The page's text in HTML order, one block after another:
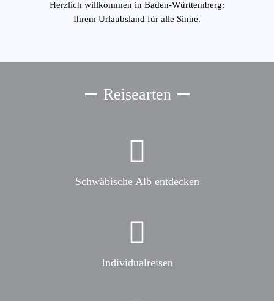
Herzlich willkommen in Baden-Württemberg:
Ihrem Urlaubsland für alle Sinne.
Reisearten
Schwäbische Alb entdecken
Individualreisen